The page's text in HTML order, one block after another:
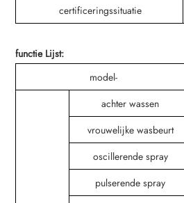
certificeringssituatie
functie Lijst:
model-
achter wassen
vrouwelijke wasbeurt
oscillerende spray
pulserende spray